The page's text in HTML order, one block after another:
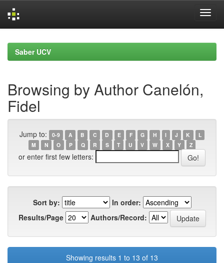
navigationSaber UCV
Browsing by Author Canelón,
Fidel
Jump to: 0-9 A B C D E F G H I J K
L
M
N O P Q R S T U V W X Y Z
or enter first few letters:
Sort by:
In order:
Results/Page
Authors/Record:
Showing results 1 to 13 of 13